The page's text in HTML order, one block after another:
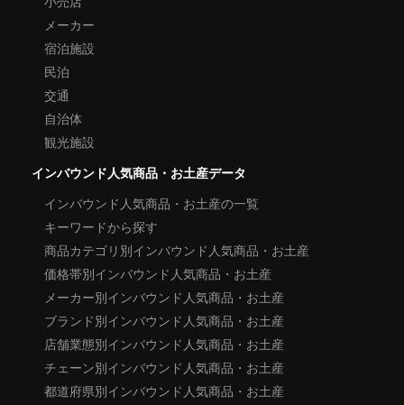
メーカー
宿泊施設
民泊
交通
自治体
観光施設
インバウンド人気商品・お土産データ
インバウンド人気商品・お土産の一覧
キーワードから探す
商品カテゴリ別インバウンド人気商品・お土産
価格帯別インバウンド人気商品・お土産
メーカー別インバウンド人気商品・お土産
ブランド別インバウンド人気商品・お土産
店舗業態別インバウンド人気商品・お土産
チェーン別インバウンド人気商品・お土産
都道府県別インバウンド人気商品・お土産